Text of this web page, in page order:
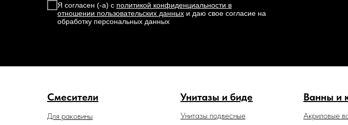
Я согласен (-а) с политикой конфиденциальности в
отношении пользовательских данных и даю свое согласие на
обработку персональных данных
Смесители Унитазы и биде
Унитазы подвесные
Для раковины
Ванны и
Акриловые